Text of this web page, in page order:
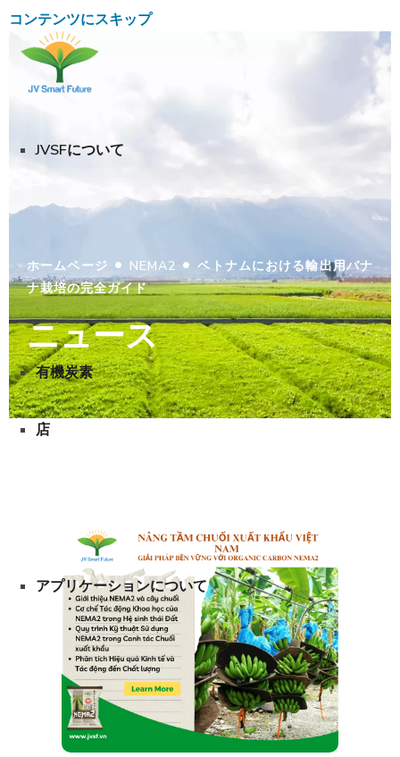
コンテンツにスキップ
JVSFについて
有機炭素
店
アプリケーションについて
ホームページ • NEMA2 •ベトナムにおける輸出用バナ
ナ栽培の完全ガイド
ニュース